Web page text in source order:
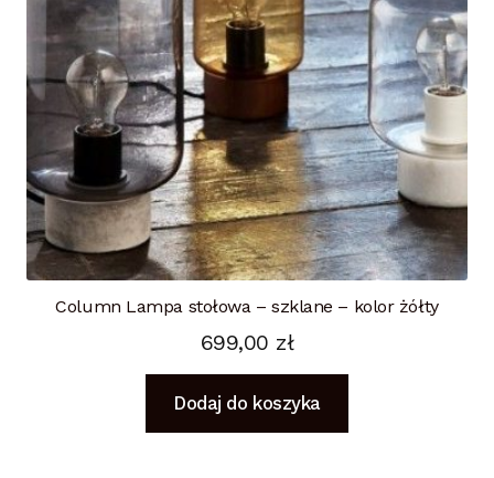
Column Lampa stołowa – szklane – kolor żółty
699,00 zł
Dodaj do koszyka